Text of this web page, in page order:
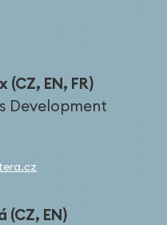
EN, FR)
Development
(CZ, EN)